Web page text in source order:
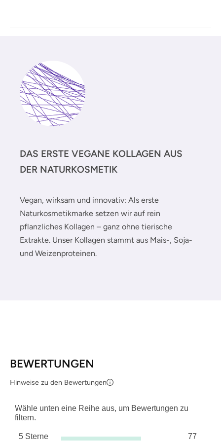
DAS ERSTE VEGANE KOLLAGEN AUS
DER NATURKOSMETIK
Vegan, wirksam und innovativ: Als erste
Naturkosmetikmarke setzen wir auf rein
pflanzliches Kollagen – ganz ohne tierische
Extrakte. Unser Kollagen stammt aus Mais-, Soja-
und Weizenproteinen.
BEWERTUNGEN
Hinweise zu den Bewertungen
Wähle unten eine Reihe aus, um Bewertungen zu
filtern.
5 Sterne Sterne 77